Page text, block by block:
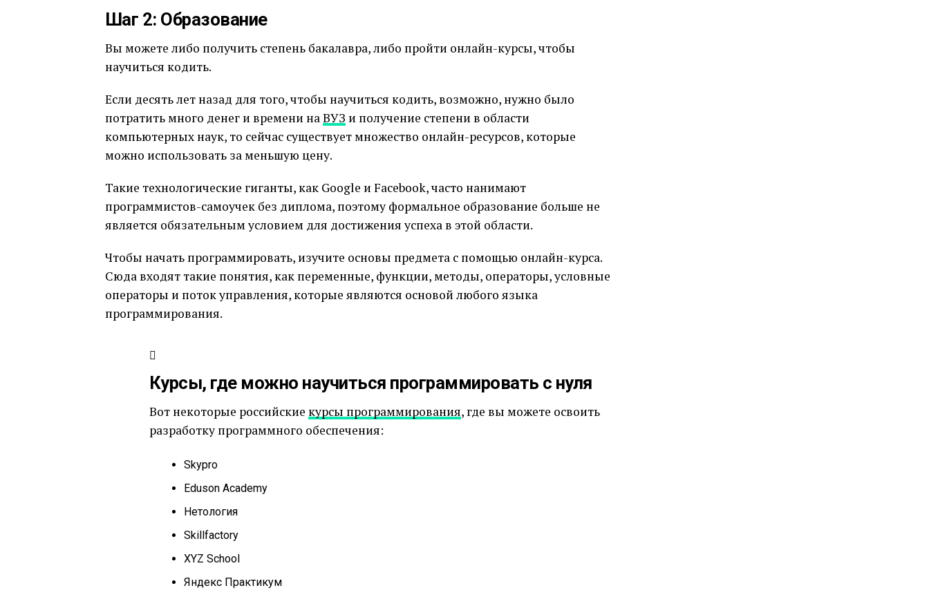
Шаг 2: Образование
Вы можете либо получить степень бакалавра, либо пройти онлайн-курсы, чтобы
научиться кодить.
Если десять лет назад для того, чтобы научиться кодить, возможно, нужно было
потратить много денег и времени на ВУЗ и получение степени в области
компьютерных наук, то сейчас существует множество онлайн-ресурсов, которые
можно использовать за меньшую цену.
Такие технологические гиганты, как Google и Facebook, часто нанимают
программистов-самоучек без диплома, поэтому формальное образование больше не
является обязательным условием для достижения успеха в этой области.
Чтобы начать программировать, изучите основы предмета с помощью онлайн-курса.
Сюда входят такие понятия, как переменные, функции, методы, операторы, условные
операторы и поток управления, которые являются основой любого языка
программирования.
Курсы, где можно научиться программировать с нуля
Вот некоторые российские курсы программирования, где вы можете освоить
разработку программного обеспечения:
Skypro
Eduson Academy
Нетология
Skillfactory
XYZ School
Яндекс Практикум